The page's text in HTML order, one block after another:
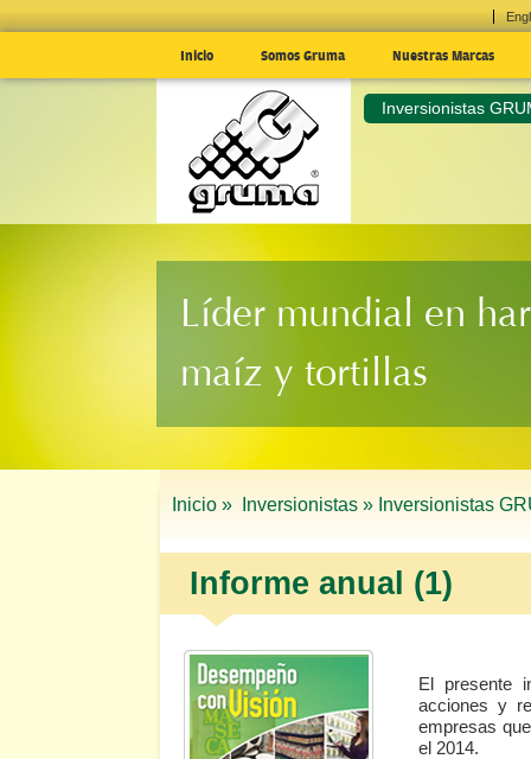
Inicio Somos Gruma Nuestras Marcas
Inversionistas
Líder mundial en
maíz y tortillas
Inicio » Inversionistas » Inversionistas
Informe anual (1)
El presente
acciones y
empresas
el 2014.